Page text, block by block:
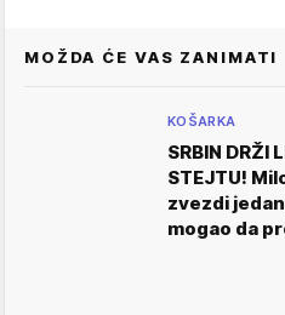
MOŽDA ĆE VAS ZANIMATI
KOŠARKA
SRBIN DRŽI
STEJTU!
zvezdi
mogao da